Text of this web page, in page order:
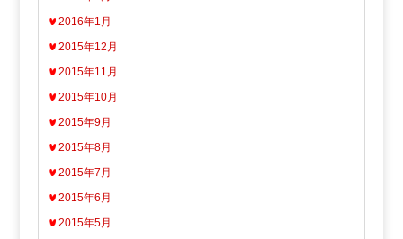
2016年1月
2015年12月
2015年11月
2015年10月
2015年9月
2015年8月
2015年7月
2015年6月
2015年5月